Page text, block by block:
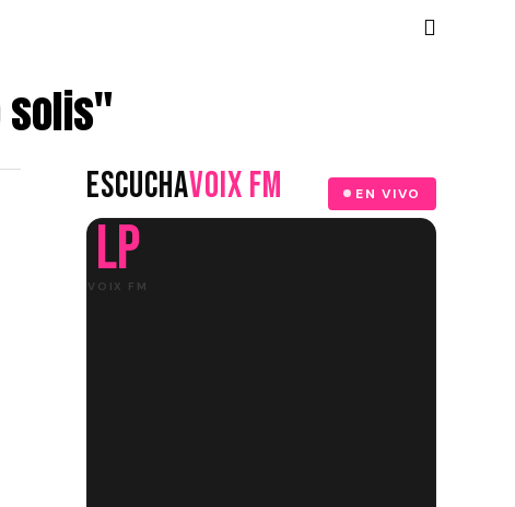
solis"
ESCUCHAVOIX FM EN VIVO
LP
VOIX FM